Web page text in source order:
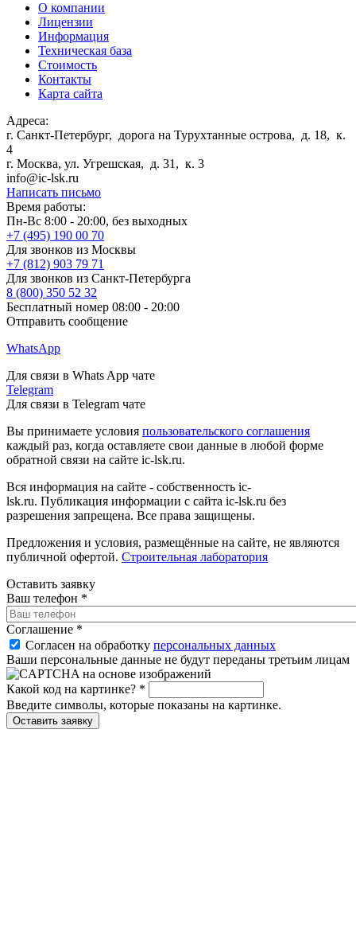
О компании
Лицензии
Информация
Техническая база
Стоимость
Контакты
Карта сайта
Адреса:
г. Санкт-Петербург, дорога на Турухтанные острова, д. 18, к.
4
г. Москва, ул. Угрешская, д. 31, к. 3
info@ic-lsk.ru
Написать письмо
Время работы:
Пн-Вс 8:00 - 20:00, без выходных
+7 (495) 190 00 70
Для звонков из Москвы
+7 (812) 903 79 71
Для звонков из Санкт-Петербурга
8 (800) 350 52 32
Бесплатный номер 08:00 - 20:00
Отправить сообщение
WhatsApp
Для связи в Whats App чате
Telegram
Для связи в Telegram чате
Вы принимаете условия пользовательского соглашения
каждый раз, когда оставляете свои данные в любой форме
обратной связи на сайте ic-lsk.ru.
Вся информация на сайте - собственность ic-
lsk.ru. Публикация информации с сайта ic-lsk.ru без
разрешения запрещена. Все права защищены.
Предложения и условия, размещённые на сайте, не являются
публичной офертой. Строительная лаборатория
Оставить заявку
Ваш телефон *
Соглашение *
Согласен на обработку персональных данных
Ваши персональные данные не будут переданы третьим лицам
Какой код на картинке? *
Введите символы, которые показаны на картинке.